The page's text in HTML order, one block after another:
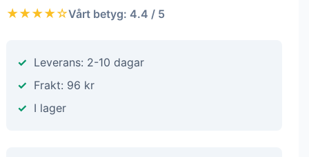
★★★★☆Vårt betyg: 4.4 / 5
Leverans: 2-10 dagar
Frakt: 96 kr
I lager